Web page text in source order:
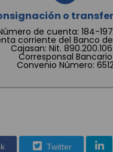
o
de cuenta: 184-
corriente del Banco
Cajasan: Nit.
Corresponsal Bancario
Convenio Número:
Twitter